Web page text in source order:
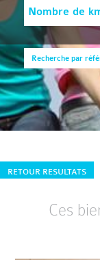
Nombre de
RETOUR RESULTATS
Ces